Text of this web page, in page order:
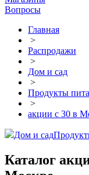
Вопросы
Главная
>
Распродажи
>
Дом и сад
>
Продукты
>
акции с 30 в
Дом и сад
Каталог